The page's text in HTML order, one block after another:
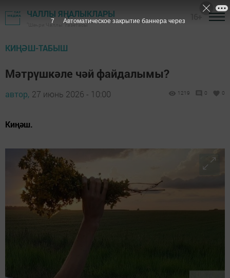
ЧАЛЛЫ ЯҢАЛЫКЛАРЫ
"Шәһри Чаллы" газетасы
КИҢӘШ-ТАБЫШ
Мәтрүшкәле чәй файдалымы?
автор, 27 июнь 2026 - 10:00 1219 0 0
Киңәш.
7 Автоматическое закрытие баннера через